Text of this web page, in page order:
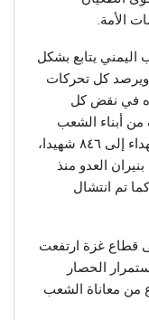
الأمة.
يتابع بشكل
كل تحركات
في نقض كل
من أبناء الشعب
الفلسطيني المسلم، حتى وصل عدد الشهداء إلى ٨٤٦ شهيدا،
إلى ٢,٤١٨ جريحا بنيران العدو منذ
الماضي، كما تم انتشال
قطاع غزة ارتفعت
جريحًا، مع استمرار الحصار
من معاناة الشعب